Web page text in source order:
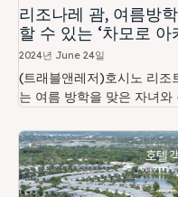
리조나레 괌, 여름방
할 수 있는 ‘차모로 아
2024년 June 24일
(트래블앤레저)호시노 리조
는 여름 방학을 맞은 자녀와